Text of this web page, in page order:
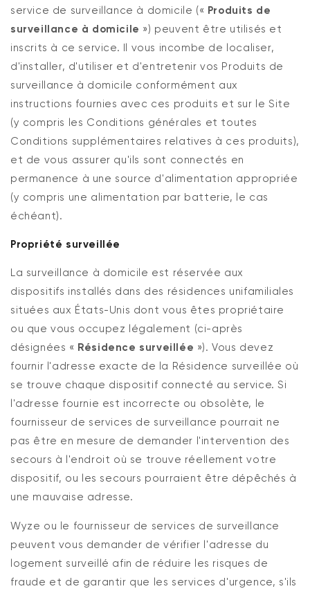
service de surveillance à domicile (« Produits de
surveillance à domicile ») peuvent être utilisés et
inscrits à ce service. Il vous incombe de localiser,
d'installer, d'utiliser et d'entretenir vos Produits de
surveillance à domicile conformément aux
instructions fournies avec ces produits et sur le Site
(y compris les Conditions générales et toutes
Conditions supplémentaires relatives à ces produits),
et de vous assurer qu'ils sont connectés en
permanence à une source d'alimentation appropriée
(y compris une alimentation par batterie, le cas
échéant).
Propriété surveillée
La surveillance à domicile est réservée aux
dispositifs installés dans des résidences unifamiliales
situées aux États-Unis dont vous êtes propriétaire
ou que vous occupez légalement (ci-après
désignées « Résidence surveillée »). Vous devez
fournir l'adresse exacte de la Résidence surveillée où
se trouve chaque dispositif connecté au service. Si
l'adresse fournie est incorrecte ou obsolète, le
fournisseur de services de surveillance pourrait ne
pas être en mesure de demander l'intervention des
secours à l'endroit où se trouve réellement votre
dispositif, ou les secours pourraient être dépêchés à
une mauvaise adresse.
Wyze ou le fournisseur de services de surveillance
peuvent vous demander de vérifier l'adresse du
logement surveillé afin de réduire les risques de
fraude et de garantir que les services d'urgence, s'ils